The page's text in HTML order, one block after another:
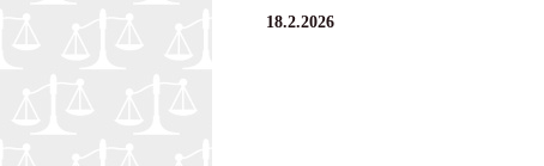
18.2.2026